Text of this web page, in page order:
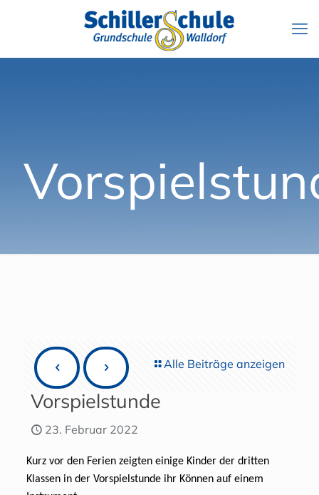
Alle Beiträge anzeigen
Vorspielstunde
23. Februar 2022
Kurz vor den Ferien zeigten einige Kinder der dritten
Klassen in der Vorspielstunde ihr Können auf einem